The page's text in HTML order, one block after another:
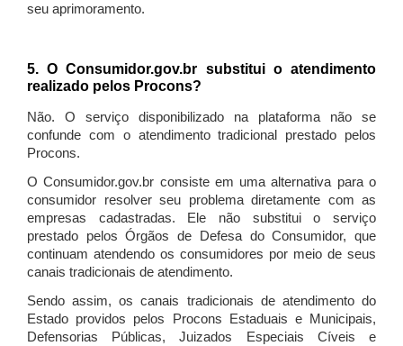
seu aprimoramento.
5. O Consumidor.gov.br substitui o atendimento
realizado pelos Procons?
Não. O serviço disponibilizado na plataforma não se
confunde com o atendimento tradicional prestado pelos
Procons.
O Consumidor.gov.br consiste em uma alternativa para o
consumidor resolver seu problema diretamente com as
empresas cadastradas. Ele não substitui o serviço
prestado pelos Órgãos de Defesa do Consumidor, que
continuam atendendo os consumidores por meio de seus
canais tradicionais de atendimento.
Sendo assim, os canais tradicionais de atendimento do
Estado providos pelos Procons Estaduais e Municipais,
Defensorias Públicas, Juizados Especiais Cíveis e